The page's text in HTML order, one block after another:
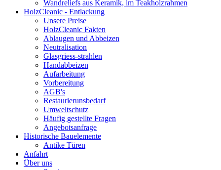
Wandreliefs aus Keramik, im Teakholzrahmen
HolzCleanic - Entlackung
Unsere Preise
HolzCleanic Fakten
Ablaugen und Abbeizen
Neutralisation
Glasgriess-strahlen
Handabbeizen
Aufarbeitung
Vorbereitung
AGB's
Restaurierunsbedarf
Umweltschutz
Häufig gestellte Fragen
Angebotsanfrage
Historische Bauelemente
Antike Türen
Anfahrt
Über uns